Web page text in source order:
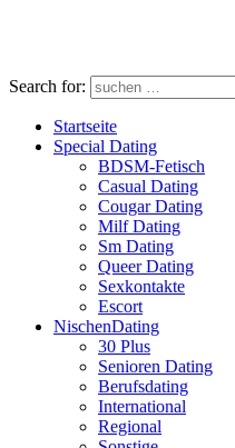
Search for:
Startseite
Special Dating
BDSM-Fetisch
Casual Dating
Cougar Dating
Milf Dating
Sm Dating
Queer Dating
Sexkontakte
Escort
NischenDating
30 Plus
Senioren Dating
Berufsdating
International
Regional